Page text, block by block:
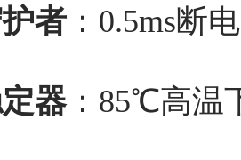
者 ：0.5ms断
器：85℃高温